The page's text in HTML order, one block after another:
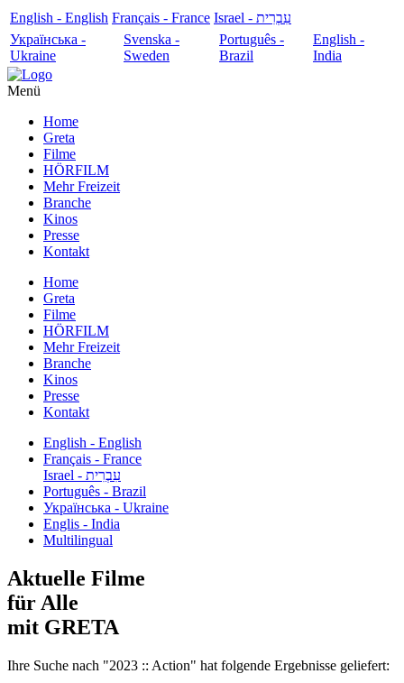
English - English Français - France
עִבְרִית - Israel
Українська -
Ukraine
Svenska -
Sweden
Português -
Brazil
English -
India
Menü
Home
Greta
Filme
HÖRFILM
Mehr Freizeit
Branche
Kinos
Presse
Kontakt
Home
Greta
Filme
HÖRFILM
Mehr Freizeit
Branche
Kinos
Presse
Kontakt
English - English
Français - France
עִבְרִית - Israel
Português - Brazil
Українська - Ukraine
Englis - India
Multilingual
Aktuelle Filme
für Alle
mit GRETA
Ihre Suche nach "2023 :: Action" hat folgende Ergebnisse geliefert: